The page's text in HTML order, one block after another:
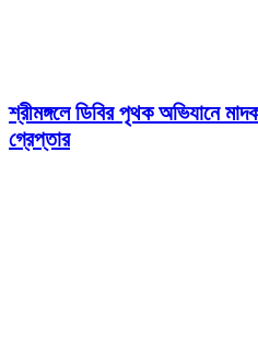
শ্রীমঙ্গলে ডিবির পৃথক অভিযানে
গ্রেপ্তার